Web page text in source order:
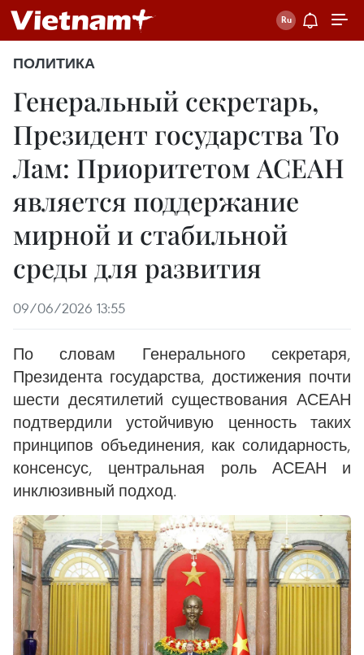
ПОЛИТИКА
Генеральный секретарь,
Президент государства То
Лам: Приоритетом АСЕАН
является поддержание
мирной и стабильной
среды для развития
09/06/2026 13:55
По словам Генерального секретаря,
Президента государства, достижения почти
шести десятилетий существования АСЕАН
подтвердили устойчивую ценность таких
принципов объединения, как солидарность,
консенсус, центральная роль АСЕАН и
инклюзивный подход.